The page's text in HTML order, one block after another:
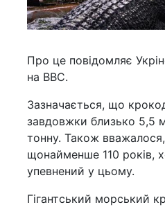
Про це повідомляє
на BBC.
Зазначається, що
завдовжки близько 5,5
тонну. Також
щонайменше 110 років,
упевнений у цьому.
Гігантський морський